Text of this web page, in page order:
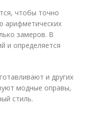
чтобы точно
арифметических
замеров. В
и определяется
и других
модные оправы,
стиль.